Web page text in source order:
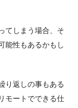
てしまう場合、そ
能性もあるかもし
り返しの事もある
モートでできる仕